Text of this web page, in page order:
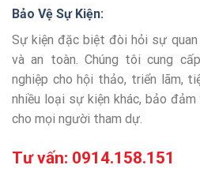
Bảo Vệ Sự Kiện:
Sự kiện đặc biệt đòi hỏi sự
và an toàn. Chúng tôi cung
nghiệp cho hội thảo, triển lãm,
nhiều loại sự kiện khác, bảo
cho mọi người tham dự.
Tư vấn: 0914.158.151